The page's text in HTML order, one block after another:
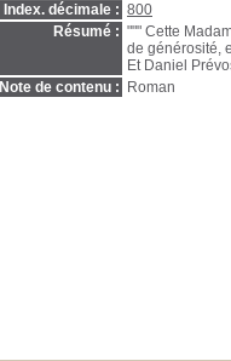
Index. décimale : 800
Résumé : """ Cette
de générosité,
Et Daniel
Note de contenu :
Roman